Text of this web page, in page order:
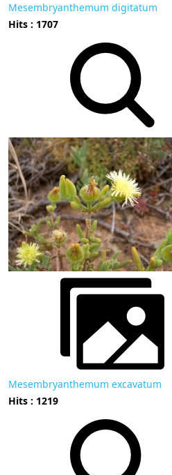
Mesembryanthemum digitatum
Hits : 1707
Mesembryanthemum excavatum
Hits : 1219